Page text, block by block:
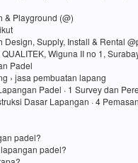
& Playground (@)
Supply, Install & Rental
Wiguna II no 1,
Padel
› jasa pembuatan lapang
Padel · 1 Survey dan
Dasar Lapangan · 4
padel?
padel?